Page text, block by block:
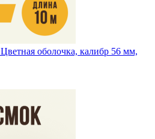
Цветная оболочка, калибр 56 мм,